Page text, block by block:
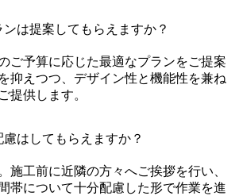
は提案してもらえますか？
ご予算に応じた最適なプランをご提案
抑えつつ、デザイン性と機能性を兼ね
提供します。
はしてもらえますか？
施工前に近隣の方々へご挨拶を行い、
帯について十分配慮した形で作業を進